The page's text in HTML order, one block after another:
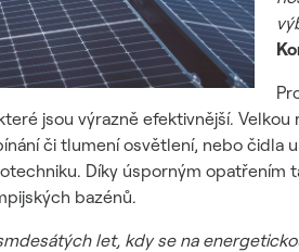
jsou výrazně efektivnější.
či tlumení osvětlení, nebo
Díky úsporným opatřením
bazénů.
let, kdy se na